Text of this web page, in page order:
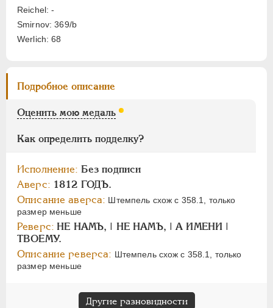
Reichel: -
Smirnov: 369/b
Werlich: 68
Подробное описание
Оценить мою медаль
Как определить подделку?
Исполнение: Без подписи
Аверс: 1812 ГОДЪ.
Описание аверса: Штемпель схож с 358.1, только
размер меньше
Реверс: НЕ НАМЪ, | НЕ НАМЪ, | А ИМЕНИ |
ТВОЕМУ.
Описание реверса: Штемпель схож с 358.1, только
размер меньше
Другие разновидности
Цифры
1 2
АЛЕКСАНДР II
НИКОЛАЙ II 1894-1917
СЕРИИ МЕДАЛЕЙ
1600-1881